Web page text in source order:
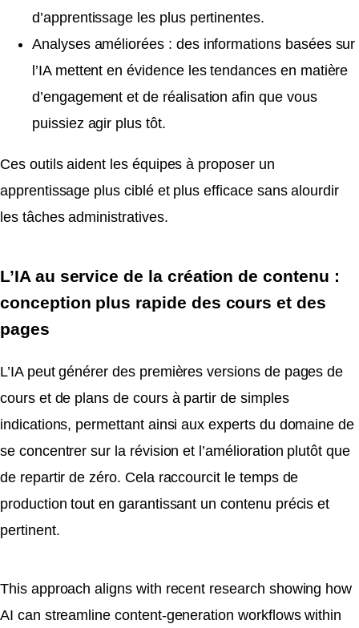
d’apprentissage les plus pertinentes.
Analyses améliorées : des informations basées sur
l’IA mettent en évidence les tendances en matière
d’engagement et de réalisation afin que vous
puissiez agir plus tôt.
Ces outils aident les équipes à proposer un
apprentissage plus ciblé et plus efficace sans alourdir
les tâches administratives.
L’IA au service de la création de contenu :
conception plus rapide des cours et des
pages
L’IA peut générer des premières versions de pages de
cours et de plans de cours à partir de simples
indications, permettant ainsi aux experts du domaine de
se concentrer sur la révision et l’amélioration plutôt que
de repartir de zéro. Cela raccourcit le temps de
production tout en garantissant un contenu précis et
pertinent.
This approach aligns with recent research showing how
AI can streamline content-generation workflows within